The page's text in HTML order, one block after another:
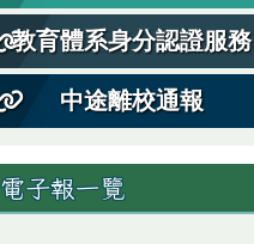
教育體系身分認證服務
中途離校通報
電子報一覽